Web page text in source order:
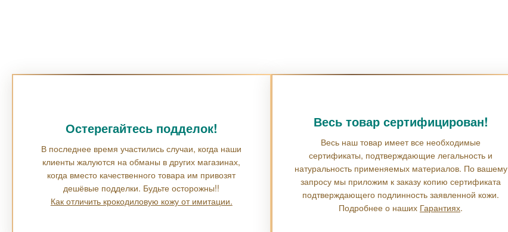
Остерегайтесь подделок!
В последнее время участились случаи, когда наши
клиенты жалуются на обманы в других магазинах,
когда вместо качественного товара им привозят
дешёвые подделки. Будьте осторожны!!
Как отличить крокодиловую кожу от имитации.
Весь товар сертифицирован!
Весь наш товар имеет все необходимые
сертификаты, подтверждающие легальность и
натуральность применяемых материалов. По вашему
запросу мы приложим к заказу копию сертификата
подтверждающего подлинность заявленной кожи.
Подробнее о наших Гарантиях.